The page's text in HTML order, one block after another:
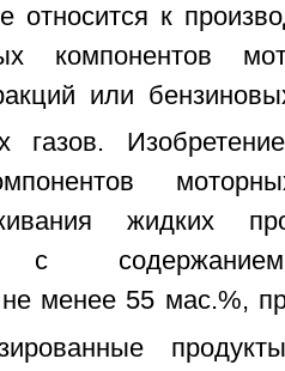
относится к
компонентов
или
газов.
жидких
с содержанием
не менее 55 мас.%,